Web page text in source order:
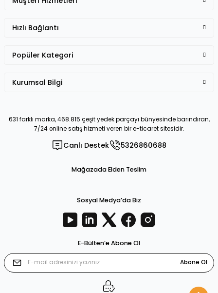
631 farklı marka, 468.815 çeşit yedek parçayı bünyesinde barındıran,
7/24 online satış hizmeti veren bir e-ticaret sitesidir.
Canlı Destek 5326860688
Hızlı Bağlantı
Popüler Kategori
Kurumsal Bilgi
Mağazada Elden Teslim
Sosyal Medya’da Biz
E-Bülten’e Abone Ol
Abone Ol